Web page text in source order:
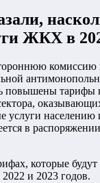
ЖКХ в
комиссию
повышены тарифы
услуги
в
которые будут
и 2023 годов.